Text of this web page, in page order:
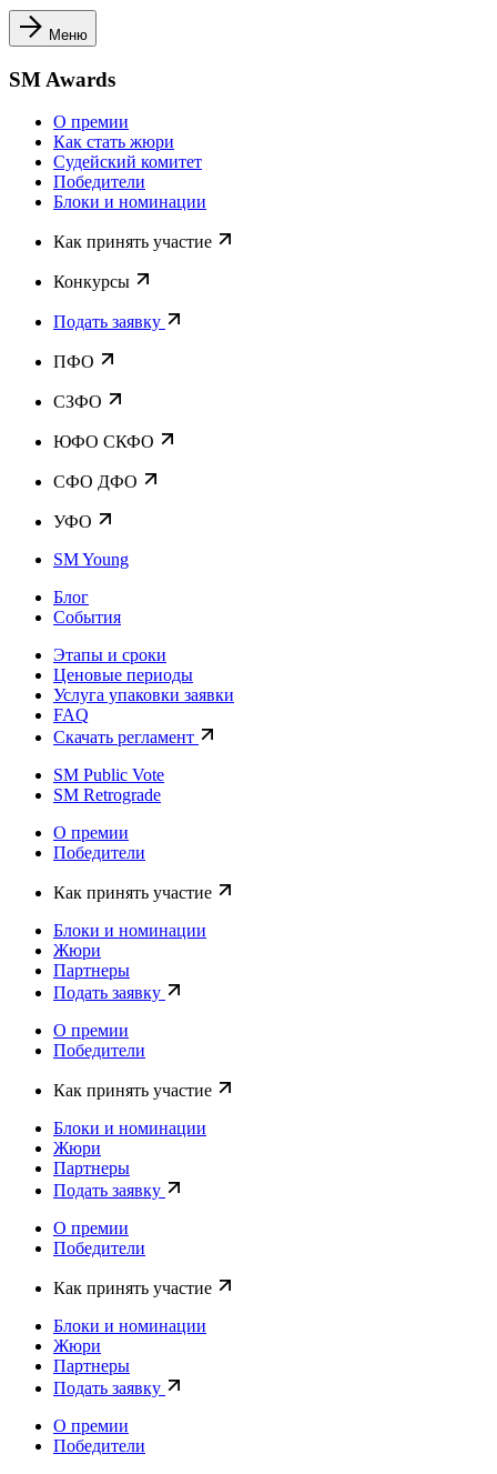
Меню
SM Awards
О премии
Как стать жюри
Судейский комитет
Победители
Блоки и номинации
Как принять участие
Конкурсы
Подать заявку
ПФО
СЗФО
ЮФО СКФО
CФО ДФО
УФО
SM Young
Блог
События
Этапы и сроки
Ценовые периоды
Услуга упаковки заявки
FAQ
Скачать регламент
SM Public Vote
SM Retrograde
О премии
Победители
Как принять участие
Блоки и номинации
Жюри
Партнеры
Подать заявку
О премии
Победители
Как принять участие
Блоки и номинации
Жюри
Партнеры
Подать заявку
О премии
Победители
Как принять участие
Блоки и номинации
Жюри
Партнеры
Подать заявку
О премии
Победители